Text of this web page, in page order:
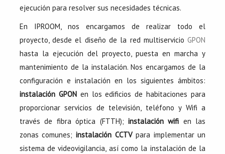
ejecución para resolver sus necesidades técnicas.
En IPROOM, nos encargamos de realizar todo el
proyecto, desde el diseño de la red multiservicioGPON
hasta la ejecución del proyecto, puesta en marcha y
mantenimiento de la instalación. Nos encargamos de la
configuración e instalación en los siguientes ámbitos:
instalación GPONen los edificios de habitaciones para
proporcionar servicios de televisión, teléfono y Wifi a
través de fibra óptica (FTTH); instalación wifi en las
zonas comunes; instalación CCTVpara implementar un
sistema de videovigilancia, así como la instalación de la